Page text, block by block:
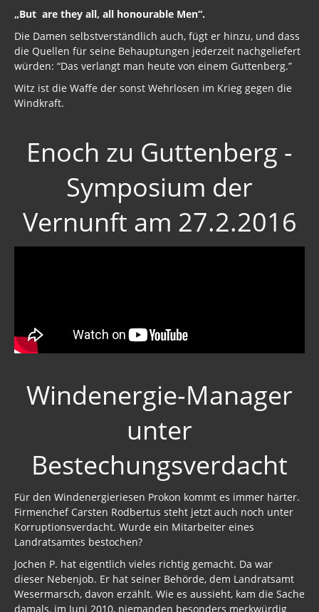
„But are they all, all honourable Men“.
Die Damen selbstverständlich auch, fügt er hinzu, und dass
die Quellen für seine Behauptungen jederzeit nachgeliefert
würden: “Das verlangt man heute von einem Guttenberg.”
Witz ist die Waffe der sonst Wehrlosen im Krieg gegen die
Windkraft.
Enoch zu Guttenberg -
Symposium der
Vernunft am 27.2.2016
Windenergie-Manager
unter
Bestechungsverdacht
Für den Windenergieriesen Prokon kommt es immer härter.
Firmenchef Carsten Rodbertus steht jetzt auch noch unter
Korruptionsverdacht. Wurde ein Mitarbeiter eines
Landratsamtes bestochen?
Jochen P. hat eigentlich vieles richtig gemacht. Da war
dieser Nebenjob. Er hat seiner Behörde, dem Landratsamt
Wesermarsch, davon erzählt. Wie es aussieht, kam die Sache
damals, im Juni 2010, niemanden besonders merkwürdig